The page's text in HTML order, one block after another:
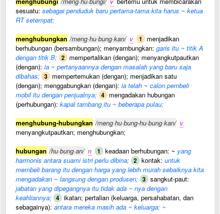
sesuatu: sebagai penduduk baru pertama-tama kita harus ~ ketua
RT setempat;
menghubungkan /meng·hu·bung·kan/ v 1
menjadikan
berhubungan (bersambungan); menyambungkan: garis itu ~ titik A
dengan titik B; 2 mempertalikan (dengan); menyangkutpautkan
(dengan): ia ~ pertanyaannya dengan masalah yang baru saja
dibahas; 3 mempertemukan (dengan); menjadikan satu
(dengan); menggabungkan (dengan): ia telah ~ calon pembeli
mobil itu dengan penjualnya; 4 mengadakan hubungan
(perhubungan): kapal tambang itu ~ beberapa pulau;
menghubung-hubungkan /meng·hu·bung-hu·bung·kan/ v
menyangkutpautkan; menghubungkan;
hubungan /hu·bung·an/ n 1 keadaan berhubungan: ~ yang
harmonis antara suami istri perlu dibina; 2 kontak: untuk
membeli barang itu dengan harga yang lebih murah sebaiknya kita
mengadakan ~ langsung dengan produsen; 3 sangkut-paut:
jabatan yang dipegangnya itu tidak ada ~ nya dengan
keahliannya; 4 ikatan; pertalian (keluarga, persahabatan, dan
sebagainya): antara mereka masih ada ~ keluarga; ~